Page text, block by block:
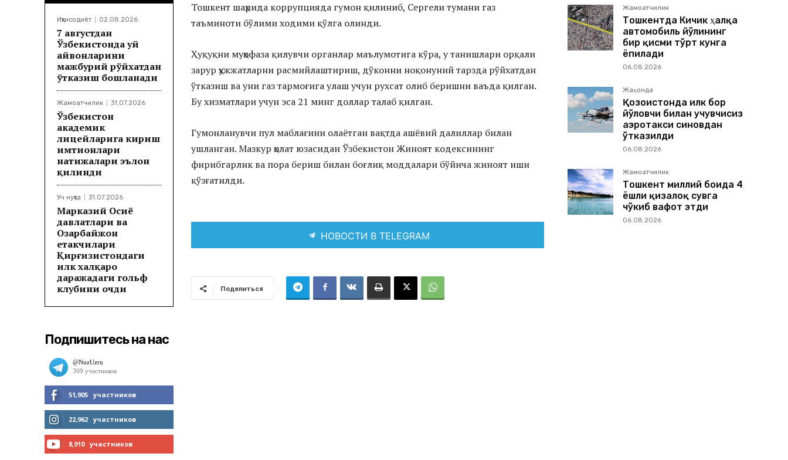
Иқтисодиёт 02.08.2026
7 августдан
Ўзбекистонда уй
ҳайвонларини
мажбурий рўйхатдан
ўтказиш бошланади
Жамоатчилик 31.07.2026
Ўзбекистон
академик
лицейларига кириш
имтиҳонлари
натижалари эълон
қилинди
Уч нуқта 31.07.2026
Марказий Осиё
давлатлари ва
Озарбайжон
етакчилари
Қирғизистондаги
илк халқаро
даражадаги гольф
клубини очди
Подпишитесь на нас
51,905 участников
МНЕ НРАВИТСЯ
22,962 участников
8,910 участников
Тошкент шаҳрида коррупцияда гумон қилиниб, Сергели тумани газ
таъминоти бўлими ходими қўлга олинди.
Ҳуқуқни муҳофаза қилувчи органлар маълумотига кўра, у танишлари орқали
зарур ҳужжатларни расмийлаштириш, дўконни ноқонуний тарзда рўйхатдан
ўтказиш ва уни газ тармоғига улаш учун рухсат олиб беришни ваъда қилган.
Бу хизматлари учун эса 21 минг доллар талаб қилган.
Гумонланувчи пул маблағини олаётган вақтда ашёвий далиллар билан
ушланган. Мазкур ҳолат юзасидан Ўзбекистон Жиноят кодексининг
фирибгарлик ва пора бериш билан боғлиқ моддалари бўйича жиноят иши
қўзғатилди.
НОВОСТИ В TELEGRAM
Поделиться
Жамоатчилик
Тошкентда Кичик ҳалқа
автомобиль йўлининг
бир қисми тўрт кунга
ёпилади
06.08.2026
Жаҳонда
Қозоғистонда илк бор
йўловчи билан учувчисиз
аэротакси синовдан
ўтказилди
06.08.2026
Жамоатчилик
Тошкент миллий боғида 4
ёшли қизалоқ сувга
чўкиб вафот этди
06.08.2026